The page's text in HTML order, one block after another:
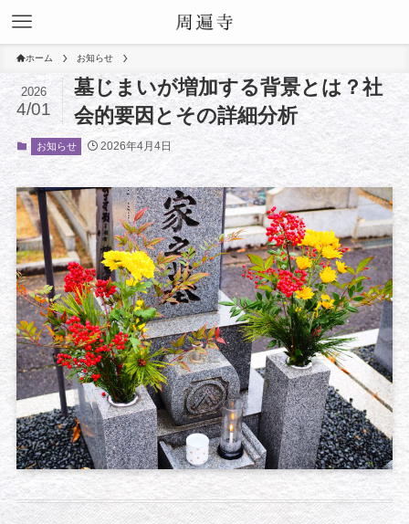
ホーム お知らせ
墓じまいが増加する背景とは？社
会的要因とその詳細分析
2026
4/01
お知らせ 2026年4月4日